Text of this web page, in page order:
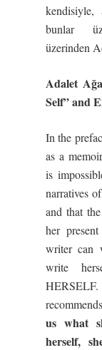
kendisiyle,
bunlar
üzerinden
Adalet
Self” and
In the
as a
is
narratives
and that
her
writer can
write
us what
herself,